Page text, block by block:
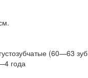
(60—63
года